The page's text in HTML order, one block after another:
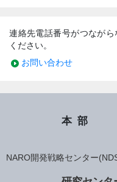
連絡先電話番号がつなが
ください。
お問い合わせ
本部
NARO開発戦略センター